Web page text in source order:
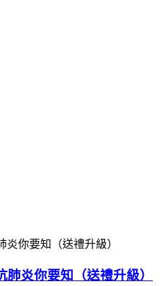
肺炎你要知（送禮升級）